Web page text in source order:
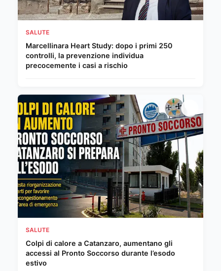
SALUTE
Marcellinara Heart Study: dopo i primi 250
controlli, la prevenzione individua
precocemente i casi a rischio
SALUTE
Colpi di calore a Catanzaro, aumentano gli
accessi al Pronto Soccorso durante l’esodo
estivo